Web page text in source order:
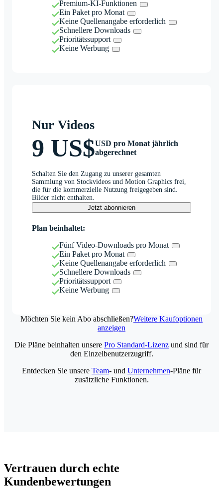
Premium-KI-Funktionen
Ein Paket pro Monat
Keine Quellenangabe erforderlich
Schnellere Downloads
Prioritätssupport
Keine Werbung
Nur Videos
9 US$USD pro Monat jährlich
abgerechnet
Schalten Sie den Zugang zu unserer gesamten
Sammlung von Stockvideos und Motion Graphics frei,
die für die kommerzielle Nutzung freigegeben sind.
Bilder nicht enthalten.
Jetzt abonnieren
Plan beinhaltet:
Fünf Video-Downloads pro Monat
Ein Paket pro Monat
Keine Quellenangabe erforderlich
Schnellere Downloads
Prioritätssupport
Keine Werbung
Möchten Sie kein Abo abschließen?Weitere Kaufoptionen
anzeigen
Die Pläne beinhalten unsere Pro Standard-Lizenz und sind für
den Einzelbenutzerzugriff.
Entdecken Sie unsere Team- und Unternehmen-Pläne für
zusätzliche Funktionen.
Vertrauen durch echte
Kundenbewertungen